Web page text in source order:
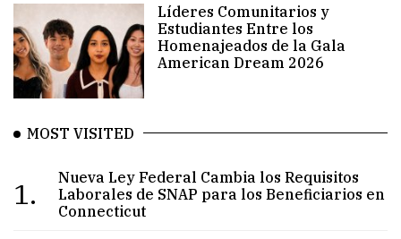
Líderes Comunitarios y
Estudiantes Entre los
Homenajeados de la Gala
American Dream 2026
MOST VISITED
1.
Nueva Ley Federal Cambia los Requisitos
Laborales de SNAP para los Beneficiarios en
Connecticut